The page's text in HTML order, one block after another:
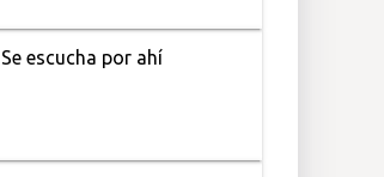
Se escucha por ahí